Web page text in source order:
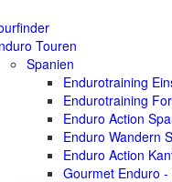
Touren
Spanien
Endurotraining
Endurotraining
Enduro Action
Enduro Wandern
Enduro Action
Gourmet Enduro